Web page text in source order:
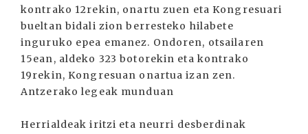
kontrako 12rekin, onartu zuen eta Kongresuari
bueltan bidali zion berresteko hilabete
inguruko epea emanez. Ondoren, otsailaren
15ean, aldeko 323 botorekin eta kontrako
19rekin, Kongresuan onartua izan zen.
Antzerako legeak munduan
Herrialdeak iritzi eta neurri desberdinak